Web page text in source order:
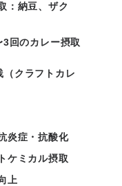
：納豆、ザク
回のカレー摂取
（クラフトカレ
炎症・抗酸化
ケミカル摂取
上